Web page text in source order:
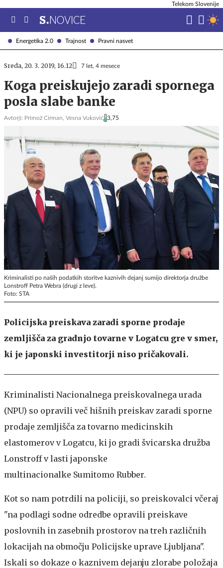
Energetika 2.0 Trajnost Pravni nasvet
Telekom Slovenije
Sreda, 20. 3. 2019, 16.12 7 let, 4 mesece
Koga preiskujejo zaradi spornega
posla slabe banke
Avtorji: Primož Cirman, Vesna Vuković 3,75
Kriminalisti po naših podatkih storitve kaznivih dejanj sumijo direktorja družbe
Lonstroff Petra Webra (drugi z leve).
Foto: STA
Policijska preiskava zaradi sporne prodaje
zemljišča za gradnjo tovarne v Logatcu gre v smer,
ki je japonski investitorji niso pričakovali.
Kriminalisti Nacionalnega preiskovalnega urada
(NPU) so opravili več hišnih preiskav zaradi sporne
prodaje zemljišča za tovarno medicinskih
elastomerov v Logatcu, ki jo gradi švicarska družba
Lonstroff v lasti japonske
multinacionalke Sumitomo Rubber.
Kot so nam potrdili na policiji, so preiskovalci včeraj
"na podlagi sodne odredbe opravili preiskave
poslovnih in zasebnih prostorov na treh različnih
lokacijah na območju Policijske uprave Ljubljana".
Iskali so dokaze o kaznivem dejanju zlorabe položaja